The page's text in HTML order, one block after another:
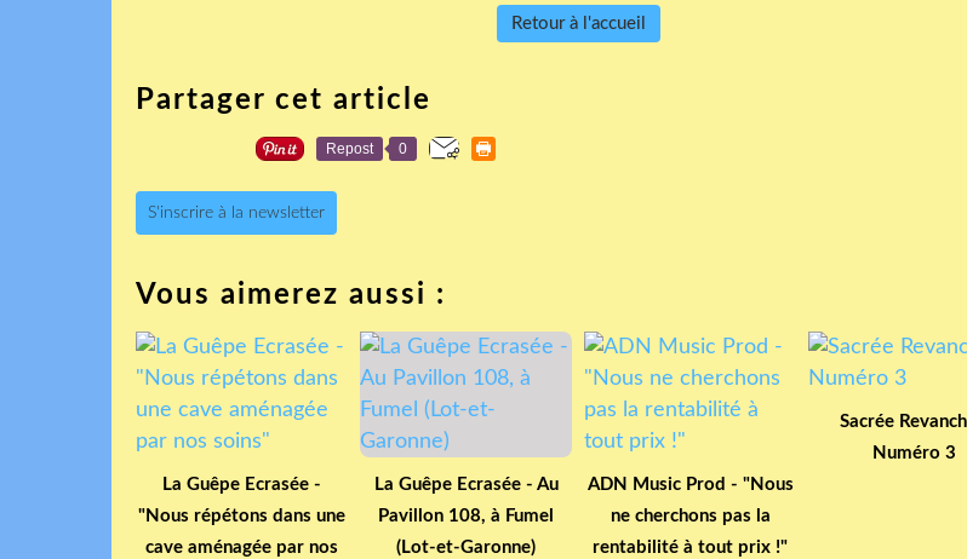
Retour à l'accueil
Partager cet article
Repost 0
S'inscrire à la newsletter
Vous aimerez aussi :
La Guêpe Ecrasée -
"Nous répétons dans une
cave aménagée par nos
La Guêpe Ecrasée - Au
Pavillon 108, à Fumel
(Lot-et-Garonne)
ADN Music Prod - "Nous
ne cherchons pas la
rentabilité à tout prix !"
Sacrée
Numéro 3